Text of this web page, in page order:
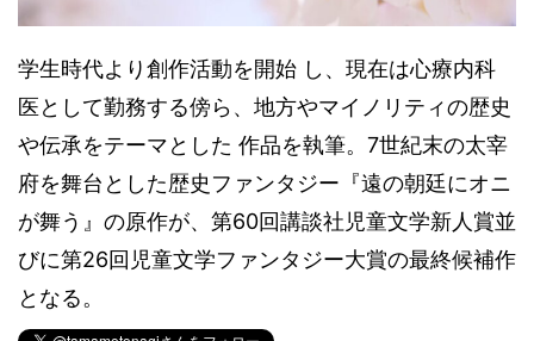
学生時代より創作活動を開始 し、現在は心療内科
医として勤務する傍ら、地方やマイノリティの歴史
や伝承をテーマとした 作品を執筆。7世紀末の太宰
府を舞台とした歴史ファンタジー『遠の朝廷にオニ
が舞う』の原作が、第60回講談社児童文学新人賞並
びに第26回児童文学ファンタジー大賞の最終候補作
となる。